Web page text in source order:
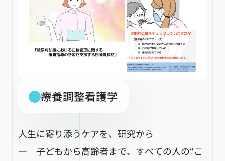
療養調整看護学
人生に寄り添うケアを、研究から
― 子どもから高齢者まで、すべての人の“こ